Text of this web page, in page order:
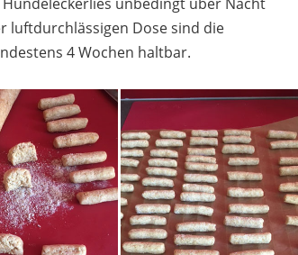
unbedingt über Nacht
luftdurchlässigen Dose sind die
4 Wochen haltbar.